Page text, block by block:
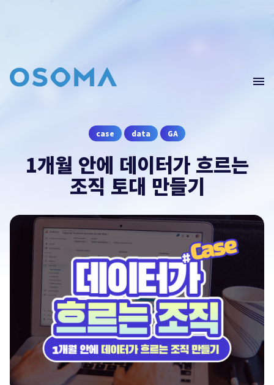
Home
Webinar
case data GA
1개월 안에 데이터가 흐르는
조직 토대 만들기
문의남기기
오픈소스마케팅의 컨설팅이 필요하시다면 문의를
남겨주세요.
contact@osoma.kr
서비스 소개서 보기